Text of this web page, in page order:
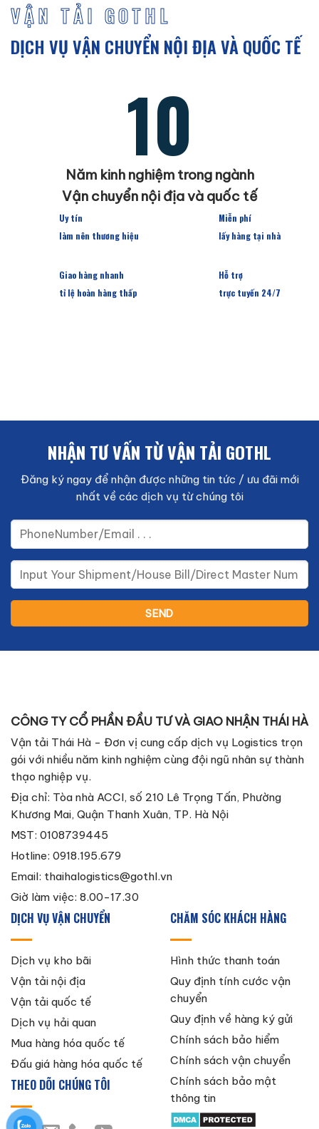
VẬN TẢI GOTHL
DỊCH VỤ VẬN CHUYỂN NỘI ĐỊA VÀ QUỐC TẾ
10
Năm kinh nghiệm trong ngành
Vận chuyển nội địa và quốc tế
Uy tín
làm nên thương hiệu
Miễn phí
lấy hàng tại nhà
Giao hàng nhanh
tỉ lệ hoàn hàng thấp
Hỗ trợ
trực tuyến 24/7
NHẬN TƯ VẤN TỪ VẬN TẢI GOTHL
Đăng ký ngay để nhận được những tin tức / ưu đãi mới
nhất về các dịch vụ từ chúng tôi
CÔNG TY CỔ PHẦN ĐẦU TƯ VÀ GIAO NHẬN THÁI HÀ
Vận tải Thái Hà - Đơn vị cung cấp dịch vụ Logistics trọn
gói với nhiều năm kinh nghiệm cùng đội ngũ nhân sự thành
thạo nghiệp vụ.
Địa chỉ: Tòa nhà ACCI, số 210 Lê Trọng Tấn, Phường
Khương Mai, Quận Thanh Xuân, TP. Hà Nội
MST: 0108739445
Hotline: 0918.195.679
Email: thaihalogistics@gothl.vn
Giờ làm việc: 8.00-17.30
DỊCH VỤ VẬN CHUYỂN
Dịch vụ kho bãi
Vận tải nội địa
Vận tải quốc tế
Dịch vụ hải quan
Mua hàng hóa quốc tế
Đấu giá hàng hóa quốc tế
THEO DÕI CHÚNG TÔI
CHĂM SÓC KHÁCH HÀNG
Hình thức thanh toán
Quy định tính cước vận
chuyển
Quy định về hàng ký gửi
Chính sách bảo hiểm
Chính sách vận chuyển
Chính sách bảo mật
thông tin